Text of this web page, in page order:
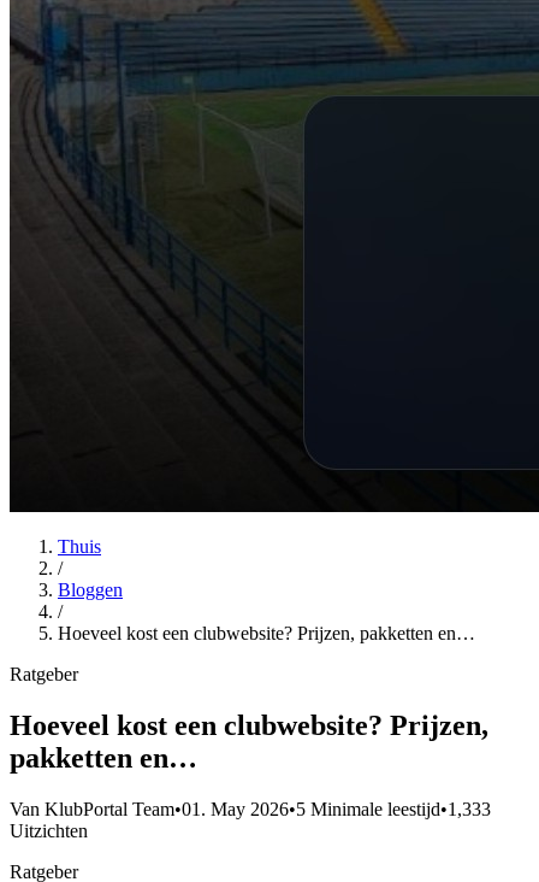
Thuis
/
Bloggen
/
Hoeveel kost een clubwebsite? Prijzen, pakketten en…
Ratgeber
Hoeveel kost een clubwebsite? Prijzen,
pakketten en…
Van KlubPortal Team•01. May 2026•5 Minimale leestijd•1,333
Uitzichten
Ratgeber